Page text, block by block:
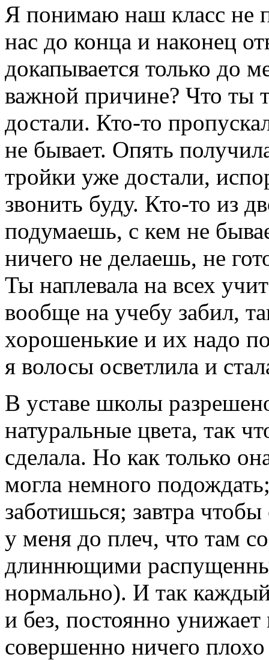
Я понимаю наш класс не
нас до конца и наконец
докапывается только до
важной причине? Что ты
достали. Кто-то
не бывает. Опять
тройки уже достали,
звонить буду. Кто-то из
подумаешь, с кем не
ничего не делаешь, не
Ты наплевала на всех
вообще на учебу забил,
хорошенькие и их надо
я волосы осветлила и
В уставе школы
натуральные цвета, так
сделала. Но как только
могла немного
заботишься; завтра
у меня до плеч, что там
длиннющими
нормально). И так
и без, постоянно
совершенно ничего